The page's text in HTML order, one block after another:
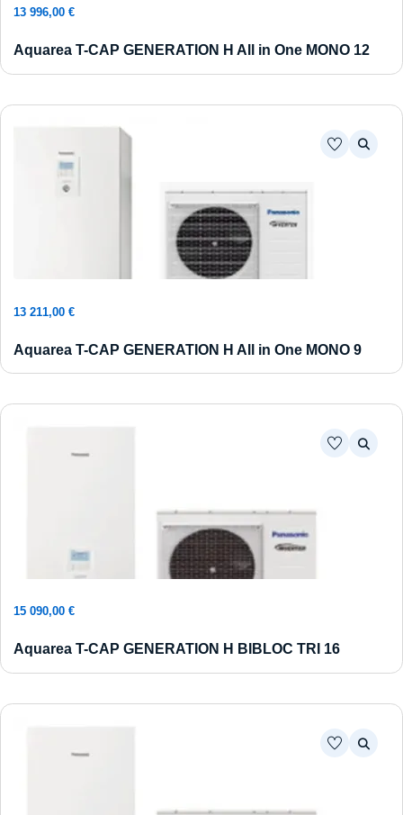
13 996,00 €
Aquarea T-CAP GENERATION H All in One MONO 12
13 211,00 €
Aquarea T-CAP GENERATION H All in One MONO 9
15 090,00 €
Aquarea T-CAP GENERATION H BIBLOC TRI 16